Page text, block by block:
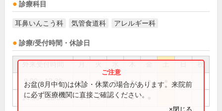
診療科目
耳鼻いんこう科 気管食道科 アレルギー科
診療/受付時間・休診日
祝
9:00～12:30 ● ● ● ● ●
14:30～18:00 ● ● ●
お盆(8月中旬)は休診・休業の場合があります。来院前
に必ず医療機関に直接ご確認ください。
×閉じる